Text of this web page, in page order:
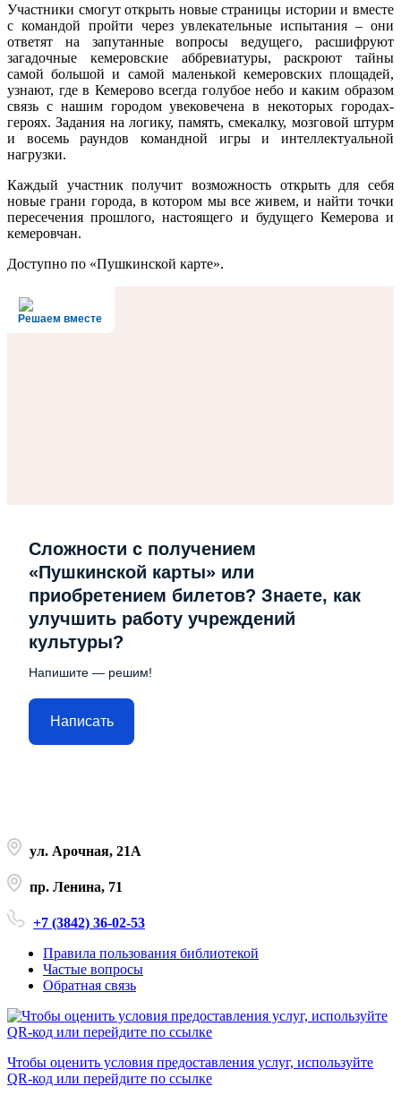
Участники смогут открыть новые страницы истории и вместе
с командой пройти через увлекательные испытания – они
ответят на запутанные вопросы ведущего, расшифруют
загадочные кемеровские аббревиатуры, раскроют тайны
самой большой и самой маленькой кемеровских площадей,
узнают, где в Кемерово всегда голубое небо и каким образом
связь с нашим городом увековечена в некоторых городах-
героях. Задания на логику, память, смекалку, мозговой штурм
и восемь раундов командной игры и интеллектуальной
нагрузки.
Каждый участник получит возможность открыть для себя
новые грани города, в котором мы все живем, и найти точки
пересечения прошлого, настоящего и будущего Кемерова и
кемеровчан.
Доступно по «Пушкинской карте».
Решаем вместе
Сложности с получением
«Пушкинской карты» или
приобретением билетов? Знаете, как
улучшить работу учреждений
культуры?
Напишите — решим!
Написать
ул. Арочная, 21А
пр. Ленина, 71
+7 (3842) 36-02-53
Правила пользования библиотекой
Частые вопросы
Обратная связь
Чтобы оценить условия предоставления услуг, используйте
QR-код или перейдите по ссылке